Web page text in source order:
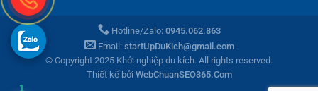
Hotline/Zalo: 0945.062.863
Email: startUpDuKich@gmail.com
© Copyright 2025 Khởi nghiệp du kích. All rights reserved.
Thiết kế bởi WebChuanSEO365.Com
1